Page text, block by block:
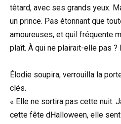
têtard, avec ses grands yeux.
un prince. Pas étonnant que
amoureuses, et quil fréquente
plaît. À qui ne plairait-elle pas ?
Élodie soupira, verrouilla la
clés.
« Elle ne sortira pas cette nuit.
cette fête dHalloween, elle